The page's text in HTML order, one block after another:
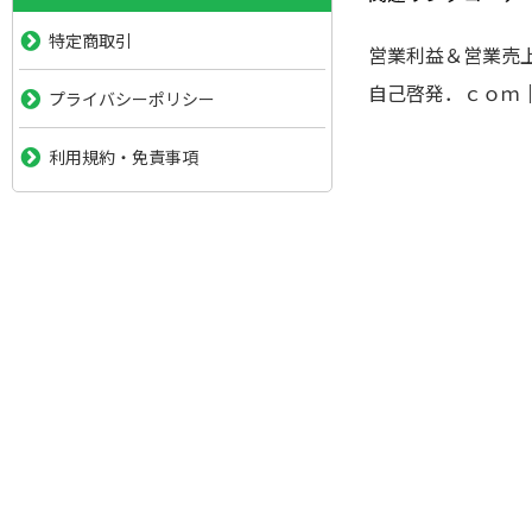
営業利益＆営業売
自己啓発．ｃｏｍ
特定商取引
プライバシーポリシー
利用規約・免責事項